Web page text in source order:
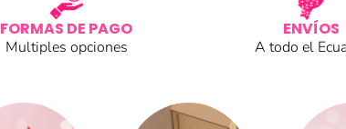
FORMAS DE PAGO
Multiples opciones
ENVÍOS
A todo el